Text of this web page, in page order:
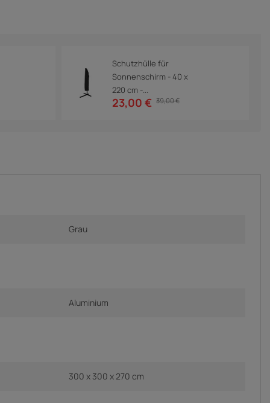
Schutzhülle für
Sonnenschirm - 40 x
220 cm -...
23,00 € 39,00 €
Grau
Aluminium
300 x 300 x 270 cm